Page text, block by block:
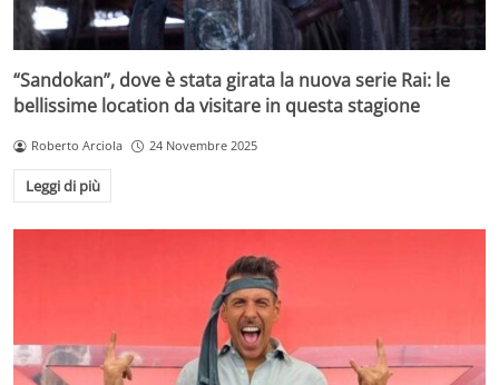
“Sandokan”, dove è stata girata la nuova serie Rai: le
bellissime location da visitare in questa stagione
Roberto Arciola 24 Novembre 2025
Leggi di più